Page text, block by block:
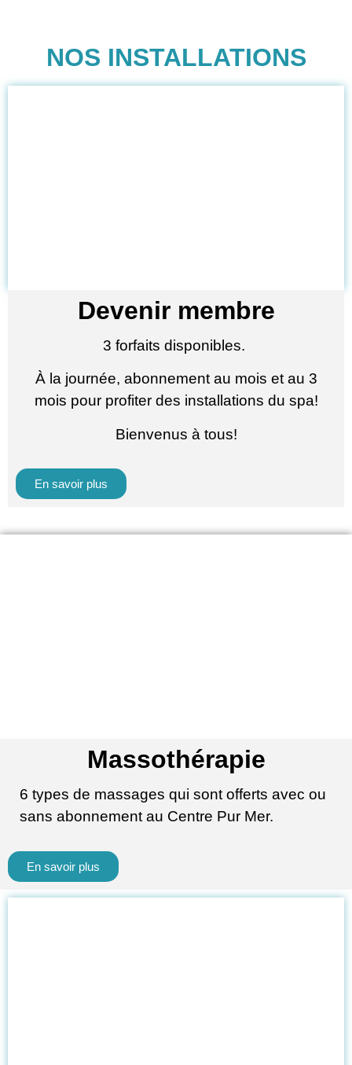
NOS INSTALLATIONS
Devenir membre
3 forfaits disponibles.
À la journée, abonnement au mois et au 3
mois pour profiter des installations du spa!
Bienvenus à tous!
En savoir plus
Massothérapie
6 types de massages qui sont offerts avec ou
sans abonnement au Centre Pur Mer.
En savoir plus